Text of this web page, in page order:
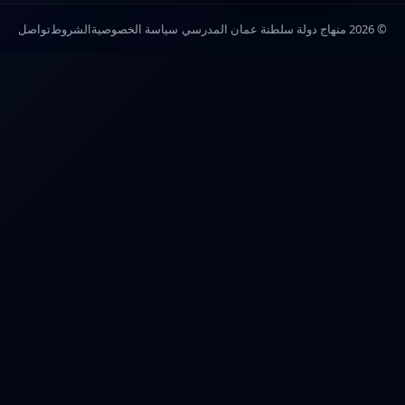
© 2026 منهاج دولة سلطنة عمان المدرسي سياسة الخصوصيةالشروطتواصل